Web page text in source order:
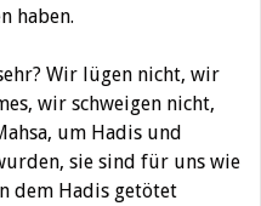
haben.
Wir lügen nicht, wir
wir schweigen nicht,
um Hadis und
sie sind für uns wie
dem Hadis getötet